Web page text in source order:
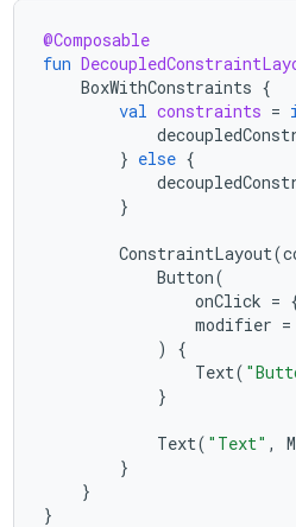
@Composable
fun
BoxWithConstraints {
val constraints =
} else {
}
ConstraintLayout(
Button(
onClick =
modifier =
)
{
Text(
}
Text( "Text" ,
}
}
}